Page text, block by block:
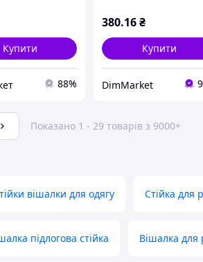
Купити
88%
380.16₴
Купити
DimMarket
Показано 1 - 29 товарів з 9000+
вішалки для одягу Стійка для
підлогова стійка Вішалка для